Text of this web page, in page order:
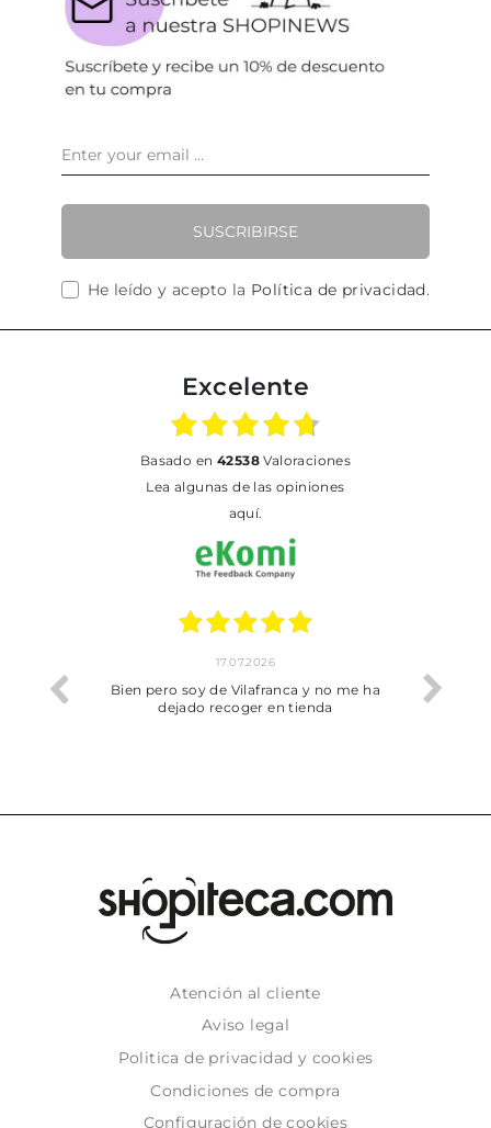
SUSCRIBIRSE
He leído y acepto la Política de privacidad.
Excelente
basado en 42538Valoraciones
Lea algunas de las opiniones
aquí.
trobat
17.07.2026
Bien pero soy de Vilafranca y no me ha
dejado recoger en tienda
Atención al cliente
Aviso legal
Politica de privacidad y cookies
Condiciones de compra
Configuración de cookies